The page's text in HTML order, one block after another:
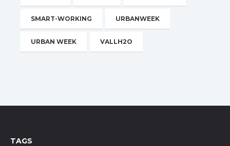
SMART-WORKING URBANWEEK
URBAN WEEK VALLH2O
TAGS